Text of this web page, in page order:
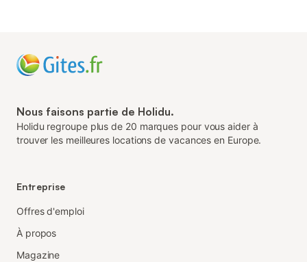
Nous faisons partie de Holidu.
Holidu regroupe plus de 20 marques pour vous aider à
trouver les meilleures locations de vacances en Europe.
Entreprise
Offres d'emploi
À propos
Magazine